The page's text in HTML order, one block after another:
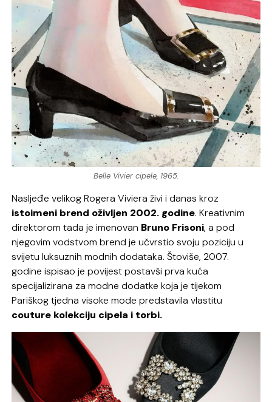
Belle Vivier cipele, 1965.
Nasljeđe velikog Rogera Viviera živi i danas kroz
istoimeni brend oživljen 2002. godine. Kreativnim
direktorom tada je imenovan Bruno Frisoni, a pod
njegovim vodstvom brend je učvrstio svoju poziciju u
svijetu luksuznih modnih dodataka. Štoviše, 2007.
godine ispisao je povijest postavši prva kuća
specijalizirana za modne dodatke koja je tijekom
Pariškog tjedna visoke mode predstavila vlastitu
couture kolekciju cipela i torbi.